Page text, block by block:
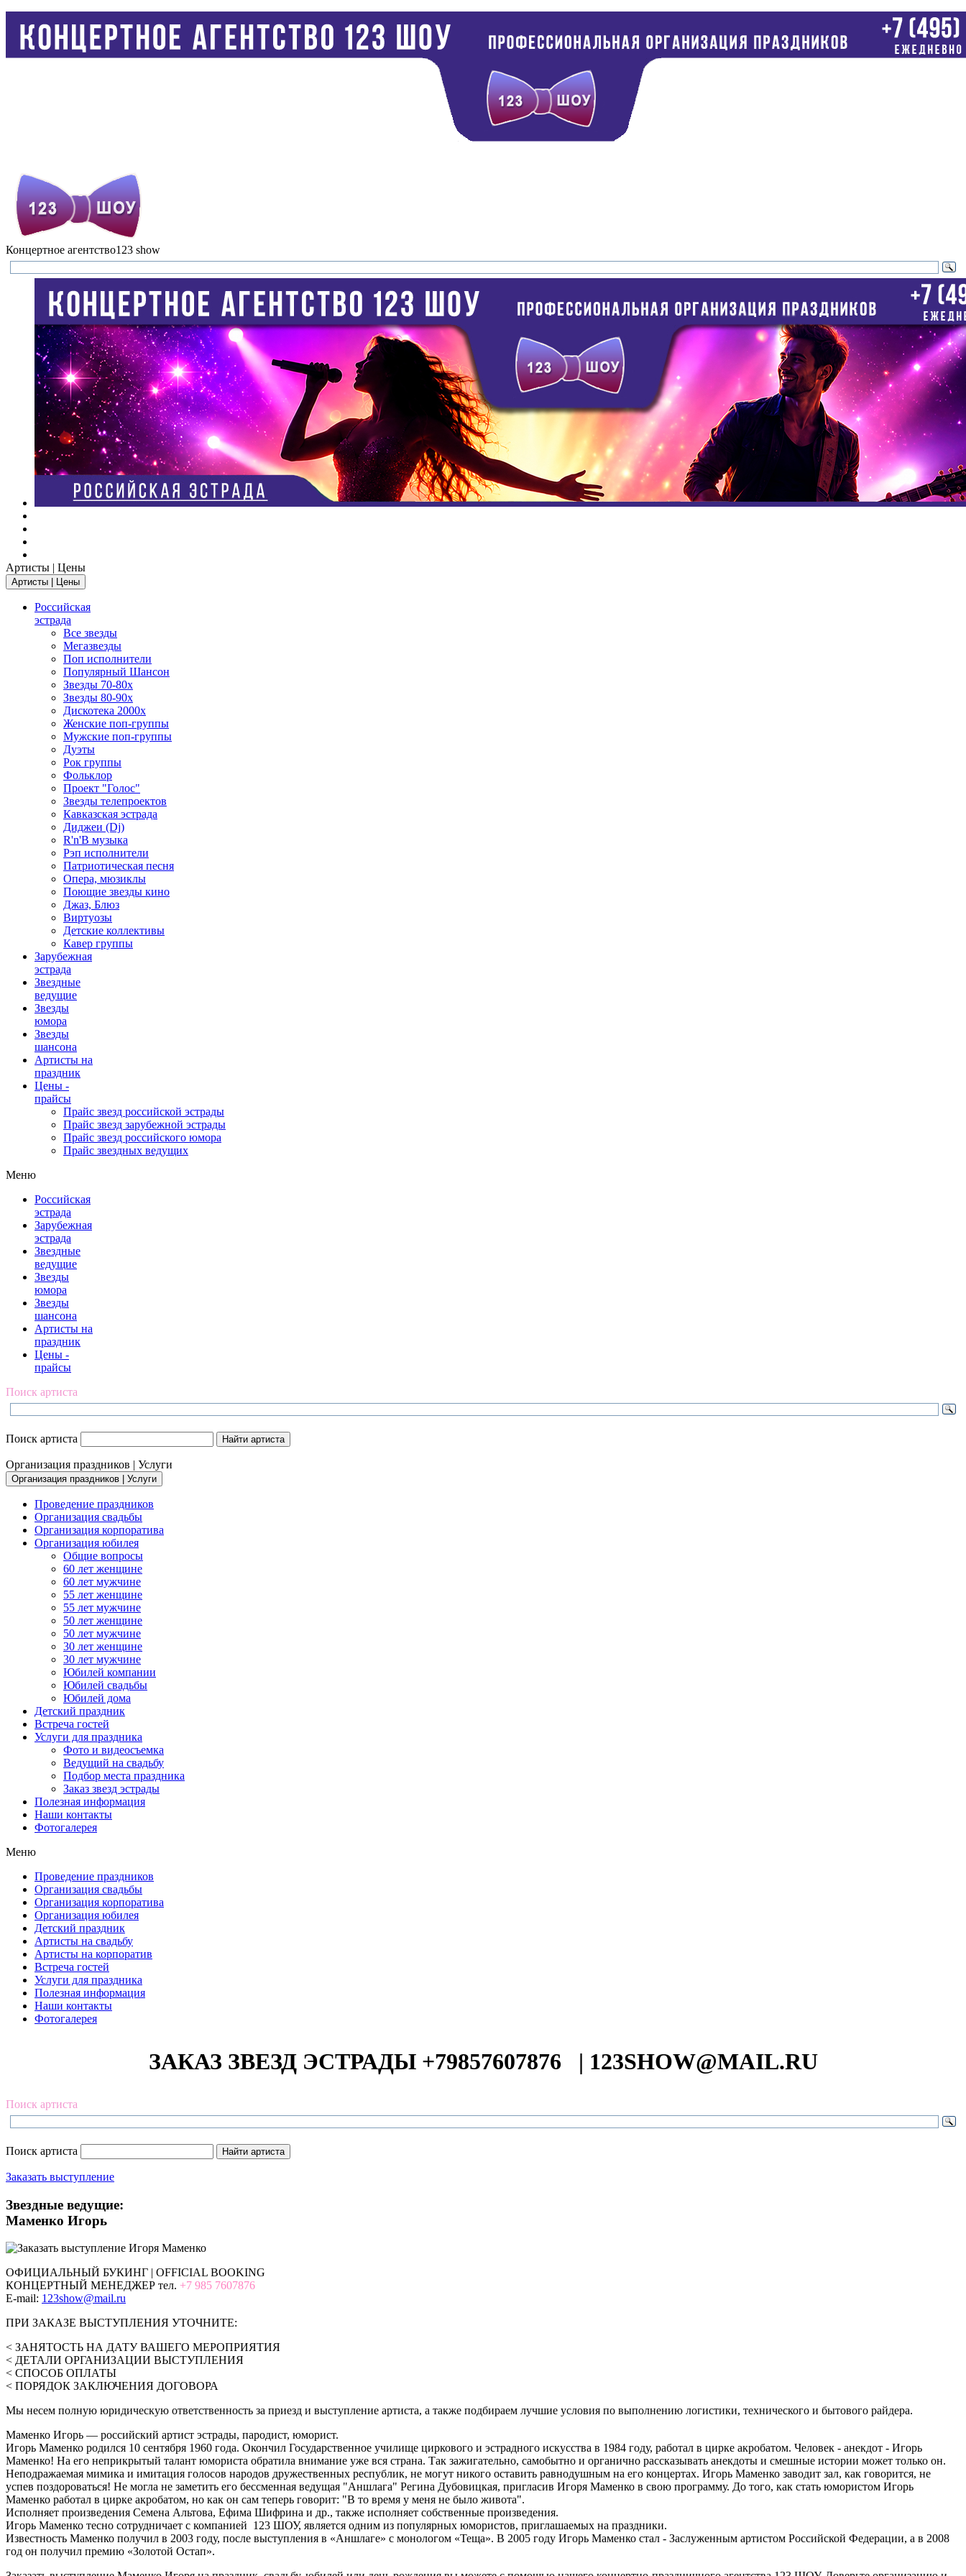
Концертное агентство123 show
Артисты | Цены
Артисты | Цены
Российская
эстрада
Все звезды
Мегазвезды
Поп исполнители
Популярный Шансон
Звезды 70-80х
Звезды 80-90х
Дискотека 2000х
Женские поп-группы
Мужские поп-группы
Дуэты
Рок группы
Фольклор
Проект "Голос"
Звезды телепроектов
Кавказская эстрада
Диджеи (Dj)
R'n'B музыка
Рэп исполнители
Патриотическая песня
Опера, мюзиклы
Поющие звезды кино
Джаз, Блюз
Виртуозы
Детские коллективы
Кавер группы
Зарубежная
эстрада
Звездные
ведущие
Звезды
юмора
Звезды
шансона
Артисты на
праздник
Цены -
прайсы
Прайс звезд российской эстрады
Прайс звезд зарубежной эстрады
Прайс звезд российского юмора
Прайс звездных ведущих
Меню
Российская
эстрада
Зарубежная
эстрада
Звездные
ведущие
Звезды
юмора
Звезды
шансона
Артисты на
праздник
Цены -
прайсы
Поиск артиста
Поиск артиста
Организация праздников | Услуги
Организация праздников | Услуги
Проведение праздников
Организация свадьбы
Организация корпоратива
Организация юбилея
Общие вопросы
60 лет женщине
60 лет мужчине
55 лет женщине
55 лет мужчине
50 лет женщине
50 лет мужчине
30 лет женщине
30 лет мужчине
Юбилей компании
Юбилей свадьбы
Юбилей дома
Детский праздник
Встреча гостей
Услуги для праздника
Фото и видеосъемка
Ведущий на свадьбу
Подбор места праздника
Заказ звезд эстрады
Полезная информация
Наши контакты
Фотогалерея
Меню
Проведение праздников
Организация свадьбы
Организация корпоратива
Организация юбилея
Детский праздник
Артисты на свадьбу
Артисты на корпоратив
Встреча гостей
Услуги для праздника
Полезная информация
Наши контакты
Фотогалерея
ЗАКАЗ ЗВЕЗД ЭСТРАДЫ +79857607876 | 123SHOW@MAIL.RU
Поиск артиста
Поиск артиста
Заказать выступление
Звездные ведущие:
Маменко Игорь
ОФИЦИАЛЬНЫЙ БУКИНГ | OFFICIAL BOOKING
КОНЦЕРТНЫЙ МЕНЕДЖЕР тел. +7 985 7607876
E-mail: 123show@mail.ru
ПРИ ЗАКАЗЕ ВЫСТУПЛЕНИЯ УТОЧНИТЕ:
< ЗАНЯТОСТЬ НА ДАТУ ВАШЕГО МЕРОПРИЯТИЯ
< ДЕТАЛИ ОРГАНИЗАЦИИ ВЫСТУПЛЕНИЯ
< СПОСОБ ОПЛАТЫ
< ПОРЯДОК ЗАКЛЮЧЕНИЯ ДОГОВОРА
Мы несем полную юридическую ответственность за приезд и выступление артиста, а также подбираем лучшие условия по выполнению логистики, технического и бытового райдера.
Маменко Игорь — российский артист эстрады, пародист, юморист.
Игорь Маменко родился 10 сентября 1960 года. Окончил Государственное училище циркового и эстрадного искусства в 1984 году, работал в цирке акробатом. Человек - анекдот - Игорь
Маменко! На его неприкрытый талант юмориста обратила внимание уже вся страна. Так зажигательно, самобытно и органично рассказывать анекдоты и смешные истории может только он.
Неподражаемая мимика и имитация голосов народов дружественных республик, не могут никого оставить равнодушным на его концертах. Игорь Маменко заводит зал, как говорится, не
успев поздороваться! Не могла не заметить его бессменная ведущая "Аншлага" Регина Дубовицкая, пригласив Игоря Маменко в свою программу. До того, как стать юмористом Игорь
Маменко работал в цирке акробатом, но как он сам теперь говорит: "В то время у меня не было живота".
Исполняет произведения Семена Альтова, Ефима Шифрина и др., также исполняет собственные произведения.
Игорь Маменко тесно сотрудничает с компанией 123 ШОУ, является одним из популярных юмористов, приглашаемых на праздники.
Известность Маменко получил в 2003 году, после выступления в «Аншлаге» с монологом «Теща». В 2005 году Игорь Маменко стал - Заслуженным артистом Российской Федерации, а в 2008
год он получил премию «Золотой Остап».